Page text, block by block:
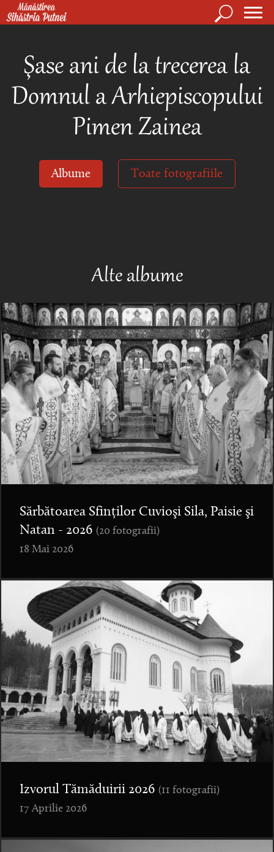
Mergi la conţinutul principal
de
Căutare
Şase ani de la trecerea la
Domnul a Arhiepiscopului
Pimen Zainea
Albume Toate fotografiile
Alte albume
Sărbătoarea Sfinților Cuvioşi Sila, Paisie şi
Natan - 2026 (20 fotografii)
18 Mai 2026
Izvorul Tămăduirii 2026 (11 fotografii)
17 Aprilie 2026